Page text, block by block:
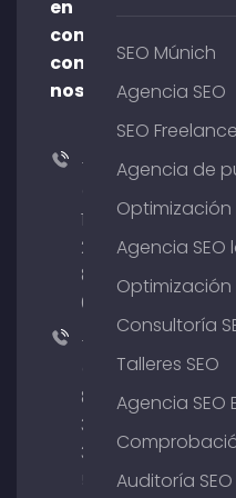
en
contacto
con
nosotros
+49
176
204
801
64
+49
89
380
375
SEO Múnich
Agencia SEO
SEO
Agencia de
Agencia SEO
Optimización
Consultoría
Talleres SEO
Agencia SEO
Auditoría SEO